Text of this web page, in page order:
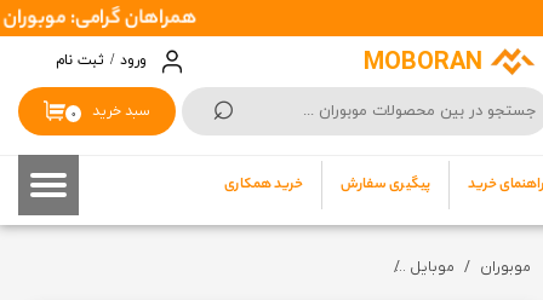
MOBORAN
⌕ ۰ سبد خرید
راهنمای خرید پیگیری سفارش خرید همکاری
ورود / ثبت نام
حساب کاربری من
تغییر گذر واژه
خروج از حساب کاربری
همراهان گرامی: موبوران سفارشات شما را در اسرع وقت ( 1 تا 2
موبوران موبایل